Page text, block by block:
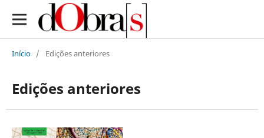
Início / Edições anteriores
Edições anteriores